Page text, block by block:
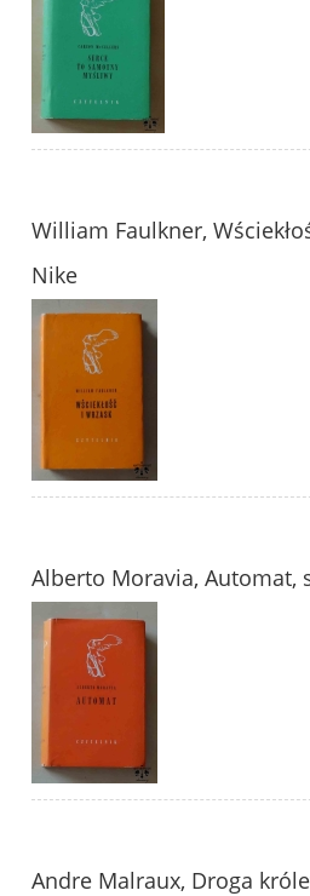
William Faulkner,
Nike
Alberto Moravia, Automat,
Andre Malraux, Droga